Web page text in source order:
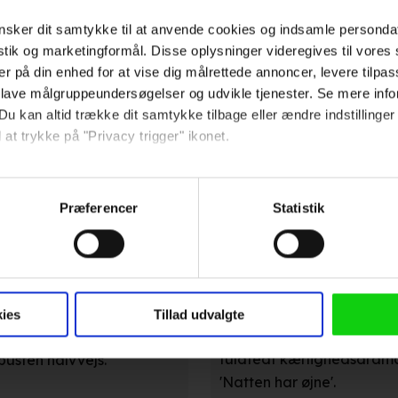
dit samtykke til at anvende cookies og indsamle
og marketingformål. Disse oplysninger videregives til vores
på din enhed for at vise dig målrettede annoncer, levere
målgruppeundersøgelser og udvikle tjenester. Se mere
kan altid trække dit samtykke tilbage eller ændre
at trykke på "Privacy trigger" ikonet.
gerne:
om din placering, der kan være nøjagtig inden for få
cookies og indsamle persondata om IP-adresse, ID
videregives til vores samarbejdspartnere, der opbevarer
annoncer, levere tilpasset indhold, foretage annonce- og
Se mere information under indstillinger og i
Præferencer Statistik
Tillad udvalgte
tvetydig i Gabriel Bier
i det ortodokse jødiske
Soundvenue
Sofie Gråbøl som
gys med jødisk
halvvejs.
Information
Gabriel Bier Gislason
fuldfedt
'Natten har øjne'.